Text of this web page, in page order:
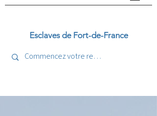
Esclaves de Fort-de-France